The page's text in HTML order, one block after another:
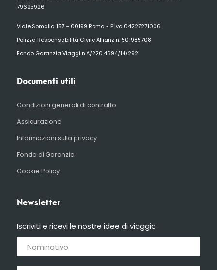
79625926
Viale Somalia 157 – 00199 Roma - P.Iva 04227271006
Polizza Responsabilità Civile Allianz n. 501985708
Fondo Garanzia Viaggi n.A/220.4694/14/2921
Documenti utili
Condizioni generali di contratto
Assicurazione
Informazioni sulla privacy
Fondo di Garanzia
Cookie Policy
Newsletter
Iscriviti e ricevi le nostre idee di viaggio